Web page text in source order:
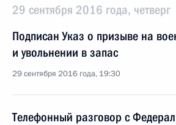
29 сентября 2016 года, четверг
Подписан Указ о призыве на
и увольнении в запас
29 сентября 2016 года, 19:30
Телефонный разговор с